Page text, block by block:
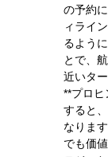
の予約
ィライ
るよう
とで、
近いタ
**プロ
すると
なりま
でも価